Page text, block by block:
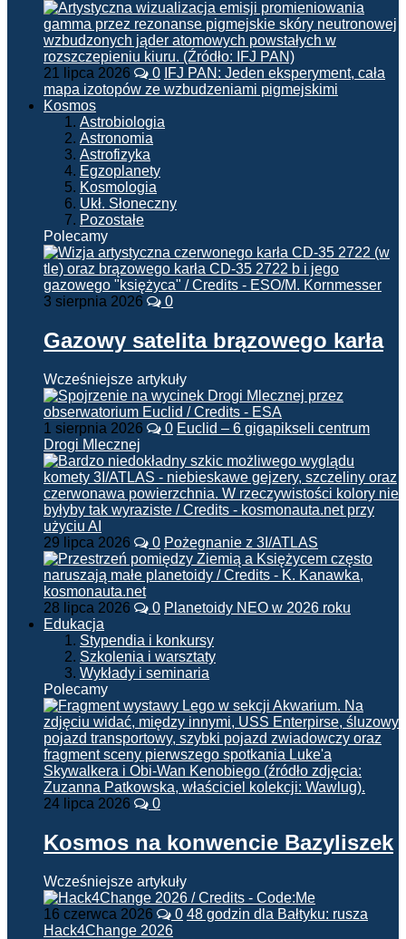
21 lipca 2026 0 IFJ PAN: Jeden eksperyment, cała
mapa izotopów ze wzbudzeniami pigmejskimi
Kosmos
Astrobiologia
Astronomia
Astrofizyka
Egzoplanety
Kosmologia
Ukł. Słoneczny
Pozostałe
Polecamy
3 sierpnia 2026 0
Gazowy satelita brązowego karła
Wcześniejsze artykuły
1 sierpnia 2026 0 Euclid – 6 gigapikseli centrum
Drogi Mlecznej
29 lipca 2026 0 Pożegnanie z 3I/ATLAS
28 lipca 2026 0 Planetoidy NEO w 2026 roku
Edukacja
Stypendia i konkursy
Szkolenia i warsztaty
Wykłady i seminaria
Polecamy
24 lipca 2026 0
Kosmos na konwencie Bazyliszek
Wcześniejsze artykuły
16 czerwca 2026 0 48 godzin dla Bałtyku: rusza
Hack4Change 2026